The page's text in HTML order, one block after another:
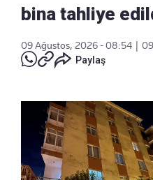
bina tahliye
09 Ağustos, 2026 - 08:54
Paylaş